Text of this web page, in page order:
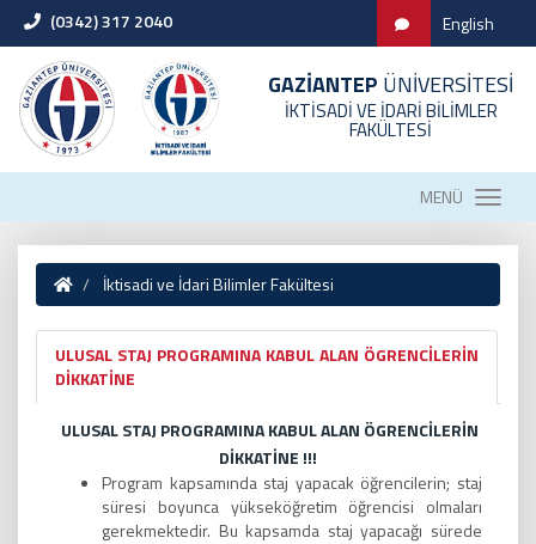
(0342) 317 2040 English
GAZİANTEP ÜNİVERSİTESİ
İKTİSADİ VE İDARİ BİLİMLER
FAKÜLTESİ
MENÜ
İktisadi ve İdari Bilimler Fakültesi
ULUSAL STAJ PROGRAMINA KABUL ALAN ÖGRENCİLERİN
DİKKATİNE
ULUSAL STAJ PROGRAMINA KABUL ALAN ÖGRENCİLERİN
DİKKATİNE !!!
Program kapsamında staj yapacak öğrencilerin; staj
süresi boyunca yükseköğretim öğrencisi olmaları
gerekmektedir. Bu kapsamda staj yapacağı sürede